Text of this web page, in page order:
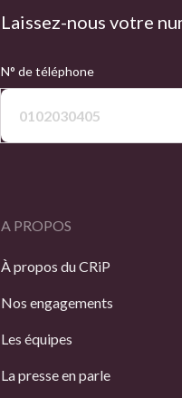
Laissez-nous votre
N° de téléphone
A PROPOS
À propos du CRiP
Nos engagements
Les équipes
La presse en parle